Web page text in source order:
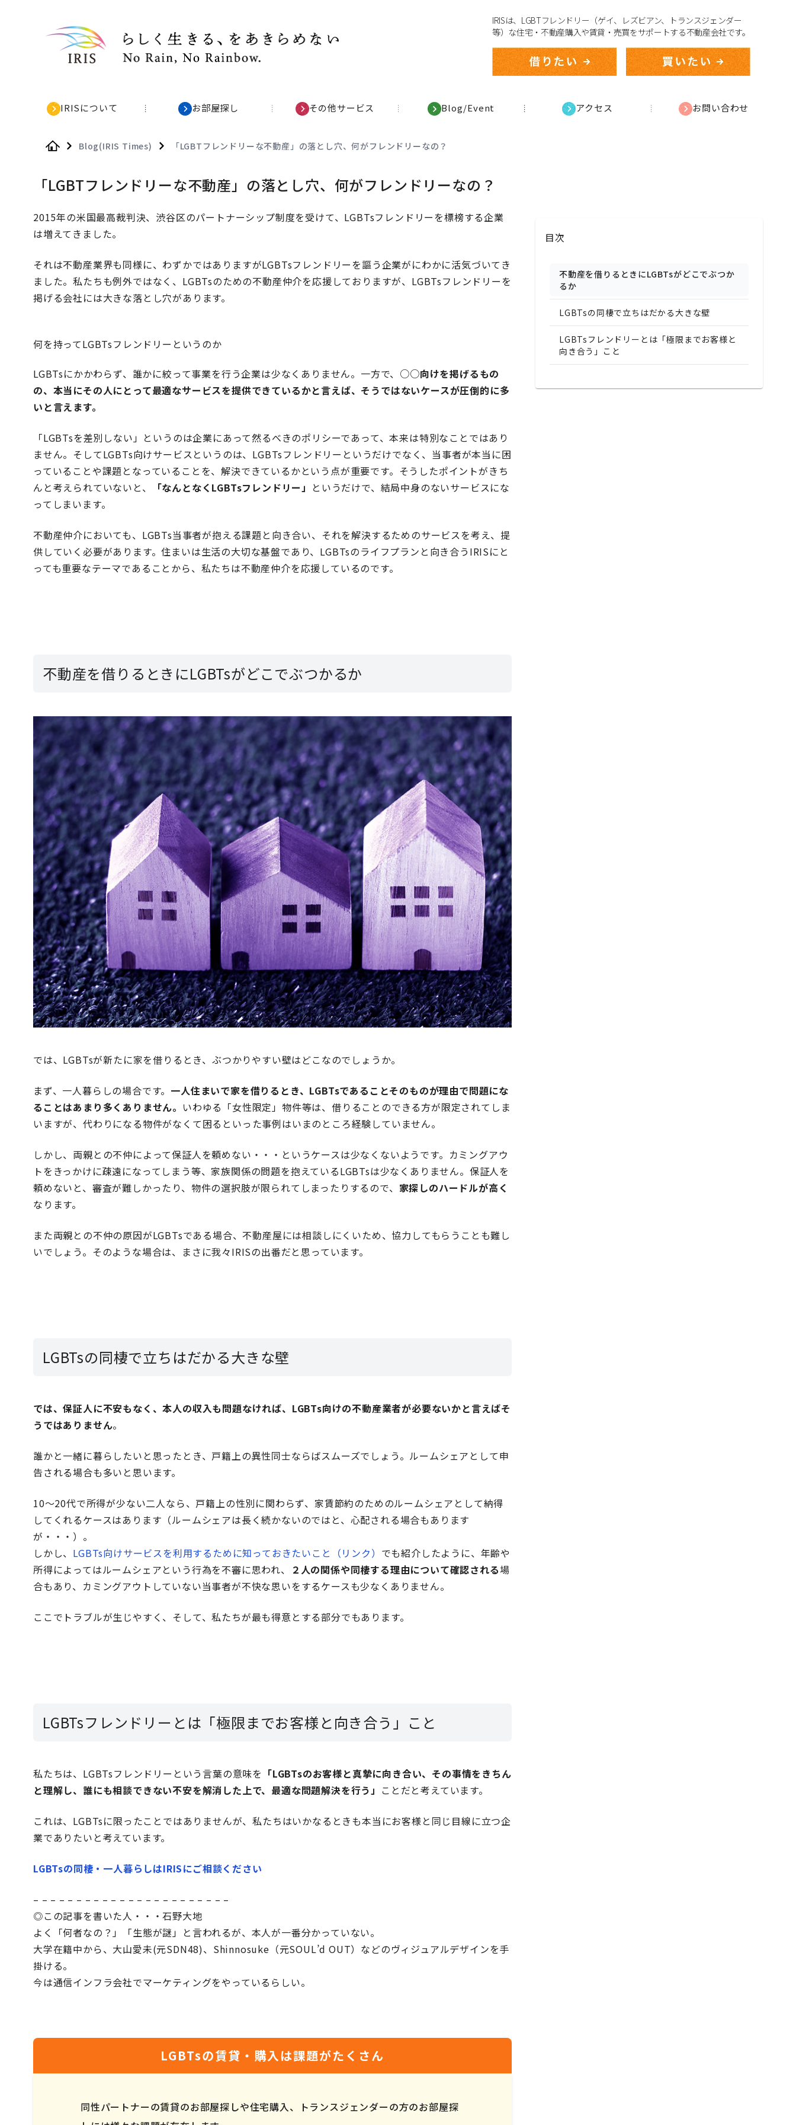
IRISは、LGBTフレンドリー（ゲイ、レズビアン、トランスジェンダー
等）な住宅・不動産購入や賃貸・売買をサポートする不動産会社です。
IRISについて お部屋探し その他サービス Blog/Event アクセス お問い合わせ
Blog(IRIS Times) 「LGBTフレンドリーな不動産」の落とし穴、何がフレンドリーなの？
「LGBTフレンドリーな不動産」の落とし穴、何がフレンドリーなの？
2015年の米国最高裁判決、渋谷区のパートナーシップ制度を受けて、LGBTsフレンドリーを標榜する企業
は増えてきました。
それは不動産業界も同様に、わずかではありますがLGBTsフレンドリーを謳う企業がにわかに活気づいてき
ました。私たちも例外ではなく、LGBTsのための不動産仲介を応援しておりますが、LGBTsフレンドリーを
掲げる会社には大きな落とし穴があります。
何を持ってLGBTsフレンドリーというのか
LGBTsにかかわらず、誰かに絞って事業を行う企業は少なくありません。一方で、 ○○向けを掲げるもの
の、本当にその人にとって最適なサービスを提供できているかと言えば、そうではないケースが圧倒的に多
いと言えます。
「LGBTsを差別しない」 というのは企業にあって然るべきのポリシーであって、本来は特別なことではあり
ません。そしてLGBTs向けサービスというのは、LGBTsフレンドリーというだけでなく、当事者が本当に困
っていることや課題となっていることを、解決できているかという点が重要です。そうしたポイントがきち
んと考えられていないと、
「なんとなくLGBTsフレンドリー」 というだけで、結局中身のないサービスにな
ってしまいます。
不動産仲介においても、LGBTs当事者が抱える課題と向き合い、それを解決するためのサービスを考え、提
供していく必要があります。住まいは生活の大切な基盤であり、LGBTsのライフプランと向き合うIRISにと
っても重要なテーマである ことから、私たちは不動産仲介を応援しているのです。
不動産を借りるときにLGBTsがどこでぶつかるか
では、LGBTsが新たに家を借りるとき、ぶつかりやすい壁はどこなのでしょうか。
まず、一人暮らしの場合です。 一人住まいで家を借りるとき、LGBTsであることそのものが理由で問題にな
ることはあまり多くありません。 いわゆる「女性限定」物件等は、借りることのできる方が限定されてしま
いますが、代わりになる物件がなくて困るといった事例はいまのところ経験していません。
しかし、両親との不仲によって保証人を頼めない・・・というケースは少なくないようです。カミングアウ
トをきっかけに疎遠になってしまう等、家族関係の問題を抱えているLGBTsは少なくありません。保証人を
頼めないと、審査が難しかったり、物件の選択肢が限られてしまったりするので、 家探しのハードルが高く
なります。
また両親との不仲の原因がLGBTsである場合、不動産屋には相談しにくいため、協力してもらうことも難し
いでしょう。そのような場合は、 まさに我々IRISの出番だと思っています。
LGBTsの同棲で立ちはだかる大きな壁
では、保証人に不安もなく、本人の収入も問題なければ、LGBTs向けの不動産業者が必要ないかと言えばそ
うではありません。
誰かと一緒に暮らしたいと思ったとき、戸籍上の異性同士ならばスムーズでしょう。ルームシェアとして申
告される場合も多いと思います。
10～20代で所得が少ない二人なら、戸籍上の性別に関わらず、家賃節約のためのルームシェアとして納得
してくれるケースはあります（ルームシェアは長く続かないのではと、心配される場合もあります
が・・・）。
しかし、 LGBTs向けサービスを利用するために知っておきたいこと（リンク） でも紹介したように、年齢や
所得によってはルームシェアという行為を不審に思われ、
２人の関係や同棲する理由について確認される場
合もあり、カミングアウトしていない当事者が不快な思いをするケースも少なくありません。
ここでトラブルが生じやすく、 そして、私たちが最も得意とする部分でもあります。
LGBTsフレンドリーとは「極限までお客様と向き合う」こと
私たちは、LGBTsフレンドリーという言葉の意味を 「LGBTsのお客様と真摯に向き合い、その事情をきちん
と理解し、誰にも相談できない不安を解消した上で、最適な問題解決を行う」 ことだと考えています。
これは、LGBTsに限ったことではありませんが、私たちはいかなるときも本当にお客様と同じ目線に立つ企
業でありたいと考えています。
LGBTsの同棲・一人暮らしはIRISにご相談ください
– – – – – – – – – – – – – – – – – – – – – – –
◎この記事を書いた人・・・石野大地
よく「何者なの？」「生態が謎」と言われるが、本人が一番分かっていない。
大学在籍中から、大山愛未(元SDN48)、Shinnosuke（元SOUL’d OUT）などのヴィジュアルデザインを手
掛ける。
今は通信インフラ会社でマーケティングをやっているらしい。
LGBTsの賃貸・購入は課題がたくさん
同性パートナーの賃貸のお部屋探しや住宅購入、トランスジェンダーの方のお部屋探
目次
不動産を借りるときにLGBTsがどこでぶつか
るか
LGBTsの同棲で立ちはだかる大きな壁
LGBTsフレンドリーとは「極限までお客様と
向き合う」こと